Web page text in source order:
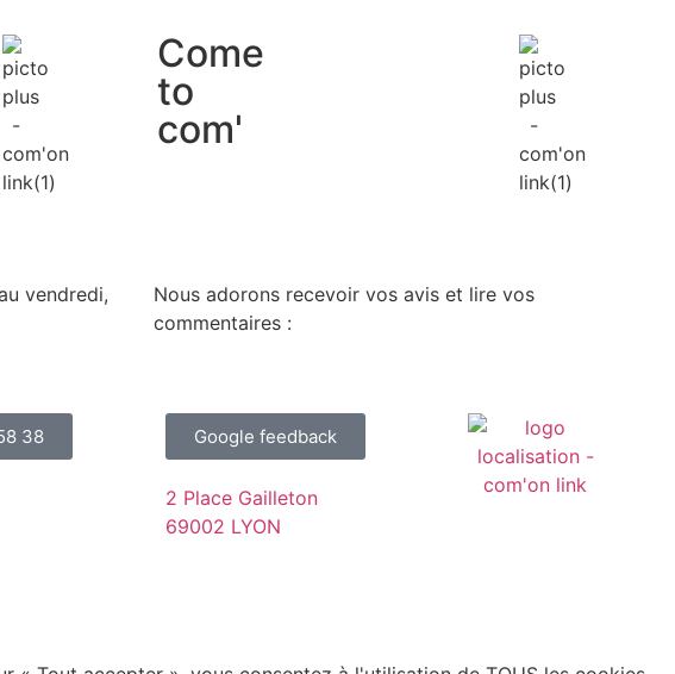
Come
to
com'
vendredi,
38
Nous adorons recevoir vos avis et lire vos
commentaires :
Google feedback
2 Place Gailleton
69002 LYON